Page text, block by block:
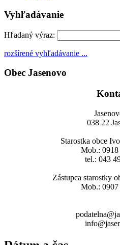
Vyhľadávanie
Hľadaný výraz:
rozšírené vyhľadávanie ...
Obec Jasenovo
038 22
Starostka obce
Mob.: 0918
tel.: 043
Zástupca starostky
Mob.: 0907